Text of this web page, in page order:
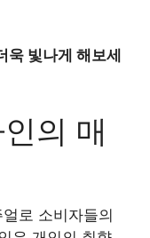
욱 빛나게 해보세
의 매
로 소비자들의